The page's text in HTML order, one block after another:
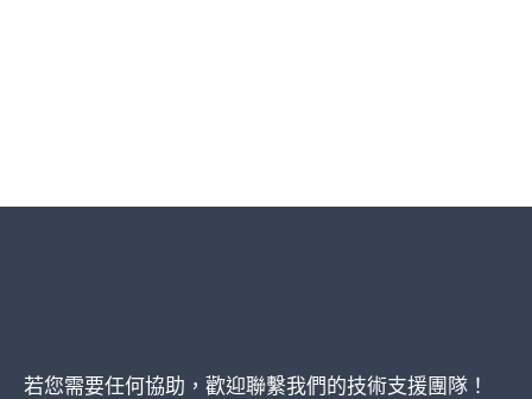
若您需要任何協助，歡迎聯繫我們的技術支援團隊！